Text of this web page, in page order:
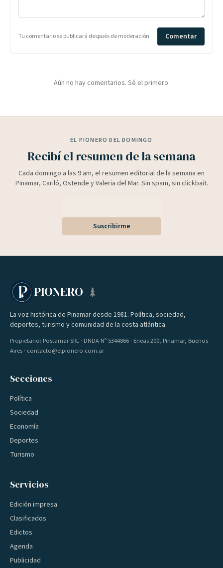
Tu comentario se publicará después de moderación. Comentar
Aún no hay comentarios. Sé el primero.
EL PIONERO DEL DOMINGO
Recibí el resumen de la semana
Cada domingo a las 9 am, el resumen editorial de la semana en
Pinamar, Cariló, Ostende y Valeria del Mar. Sin spam, sin clickbait.
Suscribirme
PIONERO
La voz histórica de Pinamar desde 1981. Política, sociedad,
deportes, turismo y comunidad de la costa atlántica.
Propietario: Postamar SRL · DNDA Nº 5344866 · Eneas 200, Pinamar, Buenos
Aires · contacto@elpionero.com.ar
Secciones
Política
Sociedad
Economía
Deportes
Turismo
Servicios
Edición impresa
Clasificados
Edictos
Agenda
Publicidad